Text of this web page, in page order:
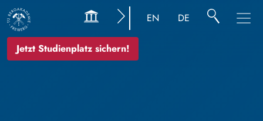
Jetzt Studienplatz sichern!
EN DE